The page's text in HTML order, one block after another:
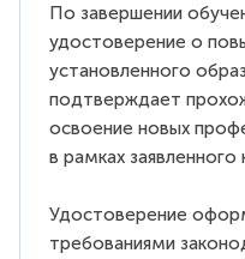
По завершении
удостоверение о
установленного
подтверждает
освоение новых
в рамках
Удостоверение
требованиями